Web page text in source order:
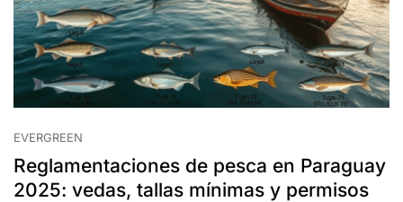
EVERGREEN
Reglamentaciones de pesca en Paraguay
2025: vedas, tallas mínimas y permisos